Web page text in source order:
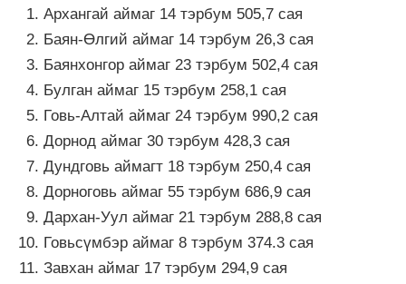
Архангай аймаг 14 тэрбум 505,7 сая
Баян-Өлгий аймаг 14 тэрбум 26,3 сая
Баянхонгор аймаг 23 тэрбум 502,4 сая
Булган аймаг 15 тэрбум 258,1 сая
Говь-Алтай аймаг 24 тэрбум 990,2 сая
Дорнод аймаг 30 тэрбум 428,3 сая
Дундговь аймагт 18 тэрбум 250,4 сая
Дорноговь аймаг 55 тэрбум 686,9 сая
Дархан-Уул аймаг 21 тэрбум 288,8 сая
Говьсүмбэр аймаг 8 тэрбум 374.3 сая
Завхан аймаг 17 тэрбум 294,9 сая